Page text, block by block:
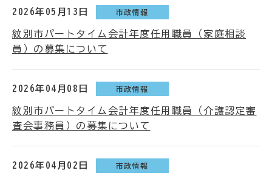
2026年05月13日 市政情報
紋別市パートタイム会計年度任用職員（家庭相談
員）の募集について
2026年04月08日 市政情報
紋別市パートタイム会計年度任用職員（介護認定審
査会事務員）の募集について
2026年04月02日 市政情報